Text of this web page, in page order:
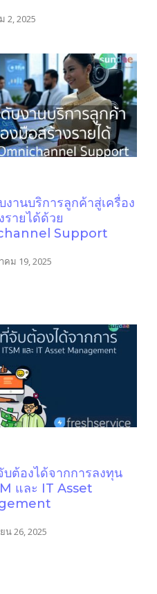
2, 2025
งานบริการลูกค้าสู่เครื่อง
รายได้ด้วย
Support
คม 19, 2025
บต้องได้จากการลงทุน
และ IT Asset
น 26, 2025